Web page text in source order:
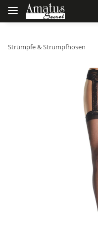
Strümpfe & Strumpfhosen